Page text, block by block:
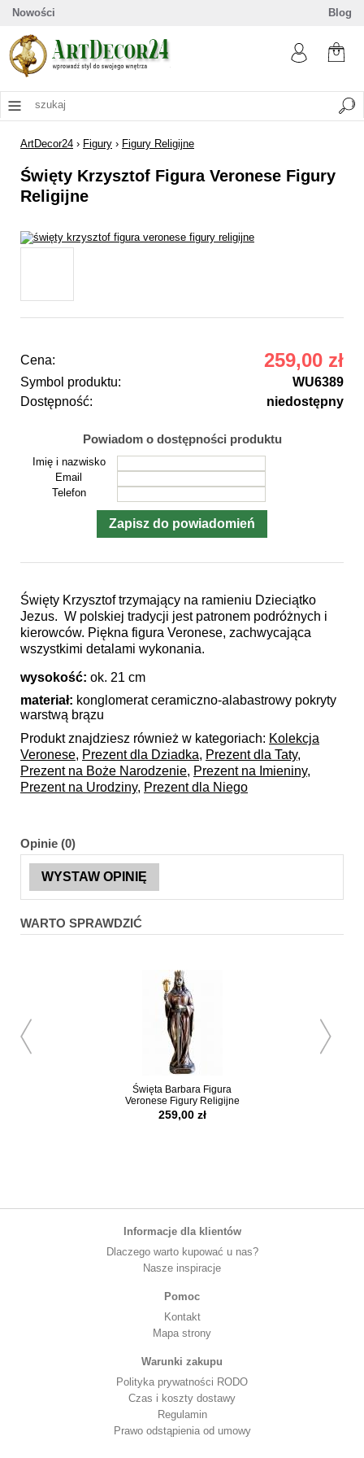
Nowości Blog
ArtDecor24 › Figury › Figury Religijne
Święty Krzysztof Figura Veronese Figury
Religijne
Święty Krzysztof trzymający na ramieniu Dzieciątko
Jezus. W polskiej tradycji jest patronem podróżnych i
kierowców. Piękna figura Veronese, zachwycająca
wszystkimi detalami wykonania.
wysokość: ok. 21 cm
materiał: konglomerat ceramiczno-alabastrowy pokryty
warstwą brązu
Produkt znajdziesz również w kategoriach: Kolekcja
Veronese, Prezent dla Dziadka, Prezent dla Taty,
Prezent na Boże Narodzenie, Prezent na Imieniny,
Prezent na Urodziny, Prezent dla Niego
Cena: 259,00 zł
Symbol produktu:
WU6389
Dostępność:
niedostępny
Powiadom o dostępności produktu
Imię i nazwisko
Email
Telefon
Opinie (0)
WYSTAW OPINIĘ
WARTO SPRAWDZIĆ
Święta Barbara Figura
Veronese Figury Religijne
259,00 zł
Informacje dla klientów
Dlaczego warto kupować u nas?
Nasze inspiracje
Pomoc
Kontakt
Mapa strony
Warunki zakupu
Polityka prywatności RODO
Czas i koszty dostawy
Regulamin
Prawo odstąpienia od umowy